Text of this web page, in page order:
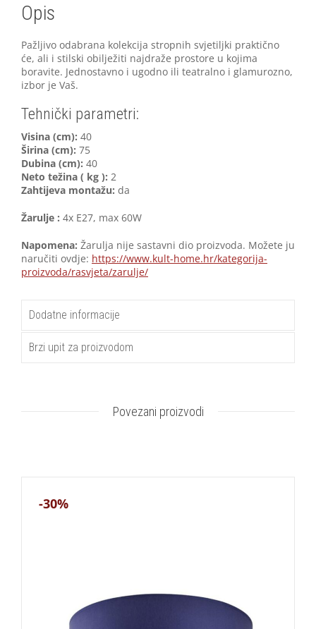
Opis
Pažljivo odabrana kolekcija stropnih svjetiljki praktično
će, ali i stilski obilježiti najdraže prostore u kojima
boravite. Jednostavno i ugodno ili teatralno i glamurozno,
izbor je Vaš.
Tehnički parametri:
Visina (cm): 40
Širina (cm): 75
Dubina (cm): 40
Neto težina ( kg ): 2
Zahtijeva montažu: da
Žarulje : 4x E27, max 60W
Napomena: Žarulja nije sastavni dio proizvoda. Možete ju
naručiti ovdje: https://www.kult-home.hr/kategorija-
proizvoda/rasvjeta/zarulje/
Dodatne informacije
Brzi upit za proizvodom
Povezani proizvodi
-30%